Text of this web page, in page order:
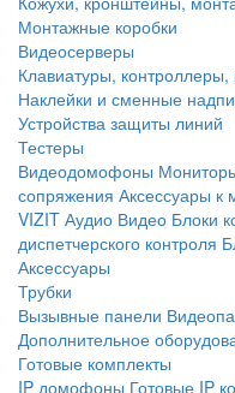
Монтажные коробки
Видеосерверы
Клавиатуры,
Наклейки и сменные
Устройства защиты линий
Тестеры
Видеодомофоны
сопряжения Аксессуары к
VIZIT Аудио Видео Блоки
диспетчерского контроля
Аксессуары
Трубки
Вызывные панели
Дополнительное
Готовые комплекты
IP домофоны Готовые IP